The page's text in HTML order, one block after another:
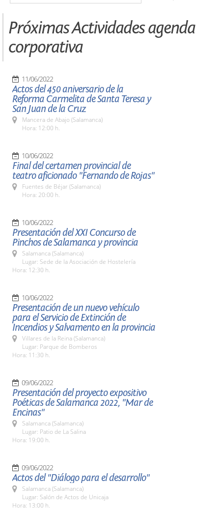
Próximas Actividades agenda
corporativa
11/06/2022
Actos del 450 aniversario de la
Reforma Carmelita de Santa Teresa y
San Juan de la Cruz
Mancera de Abajo (Salamanca)
Hora: 12:00 h.
10/06/2022
Final del certamen provincial de
teatro aficionado "Fernando de Rojas"
Fuentes de Béjar (Salamanca)
Hora: 20:00 h.
10/06/2022
Presentación del XXI Concurso de
Pinchos de Salamanca y provincia
Salamanca (Salamanca)
Lugar: Sede de la Asociación de Hostelería
Hora: 12:30 h.
10/06/2022
Presentación de un nuevo vehículo
para el Servicio de Extinción de
Incendios y Salvamento en la provincia
Villares de la Reina (Salamanca)
Lugar: Parque de Bomberos
Hora: 11:30 h.
09/06/2022
Presentación del proyecto expositivo
Poéticas de Salamanca 2022, "Mar de
Encinas"
Salamanca (Salamanca)
Lugar: Patio de La Salina
Hora: 19:00 h.
09/06/2022
Actos del "Diálogo para el desarrollo"
Salamanca (Salamanca)
Lugar: Salón de Actos de Unicaja
Hora: 13:00 h.